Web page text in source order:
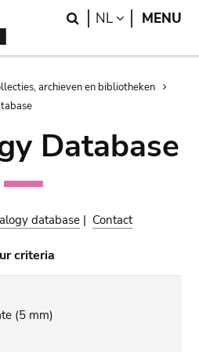
Search
NL LANGUAGE
MENU
archieven en bibliotheken
Database
database | Contact
criteria
(5 mm)